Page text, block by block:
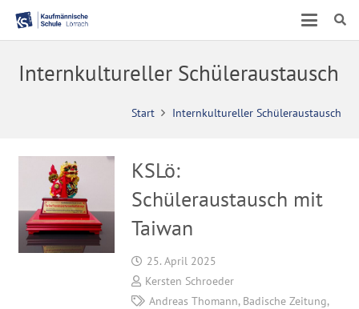
Internkultureller Schüleraustausch
Start Internkultureller Schüleraustausch
KSLö:
Schüleraustausch mit
Taiwan
25. April 2025
Kersten Schroeder
Andreas Thomann, Badische Zeitung,